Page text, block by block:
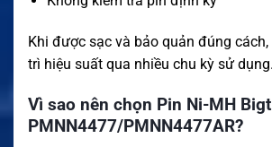
Khi được sạc và bảo quản đúng
trì hiệu suất qua nhiều chu kỳ sử dụng.
Vì sao nên chọn Pin Ni-MH
PMNN4477/PMNN4477AR?